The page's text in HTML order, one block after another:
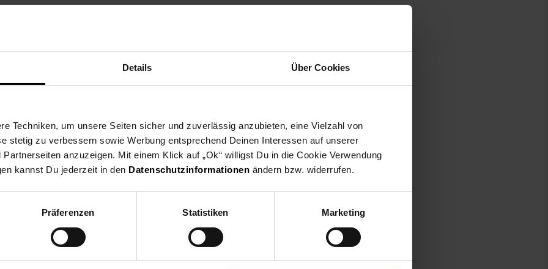
Details Über Cookies
Techniken, um unsere Seiten sicher und zuverlässig anzubieten, eine Vielzahl von
stetig zu verbessern sowie Werbung entsprechend Deinen Interessen auf unserer
anzuzeigen. Mit einem Klick auf „Ok“ willigst Du in die Cookie Verwendung
kannst Du jederzeit in den Datenschutzinformationen ändern bzw. widerrufen.
Präferenzen Statistiken Marketing